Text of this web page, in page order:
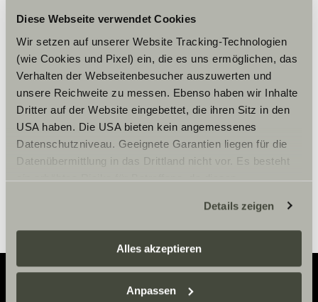
Diese Webseite verwendet Cookies
Wir setzen auf unserer Website Tracking-Technologien
(wie Cookies und Pixel) ein, die es uns ermöglichen, das
Verhalten der Webseitenbesucher auszuwerten und
unsere Reichweite zu messen. Ebenso haben wir Inhalte
Dritter auf der Website eingebettet, die ihren Sitz in den
USA haben. Die USA bieten kein angemessenes
Datenschutzniveau. Geeignete Garantien liegen für die
Datenübermittlung in das Drittland nicht vor. Es besteht
ein erhöhtes Risiko für Betroffene, da diesen
zustehen. Eingesetzte Dienstleister können Daten für
eigene Zwecke verarbeiten und mit anderen Daten
zusammenführen. Weitere Informationen finden Sie hier:
Datenschutzerklärung
einzelne Cookies/Dienste in den Einstellungen aus,
Details zeigen
Alles akzeptieren
Anpassen
Per visualizzare il contenuto,
accettare i cookies marketing.
Impostazioni Cookie